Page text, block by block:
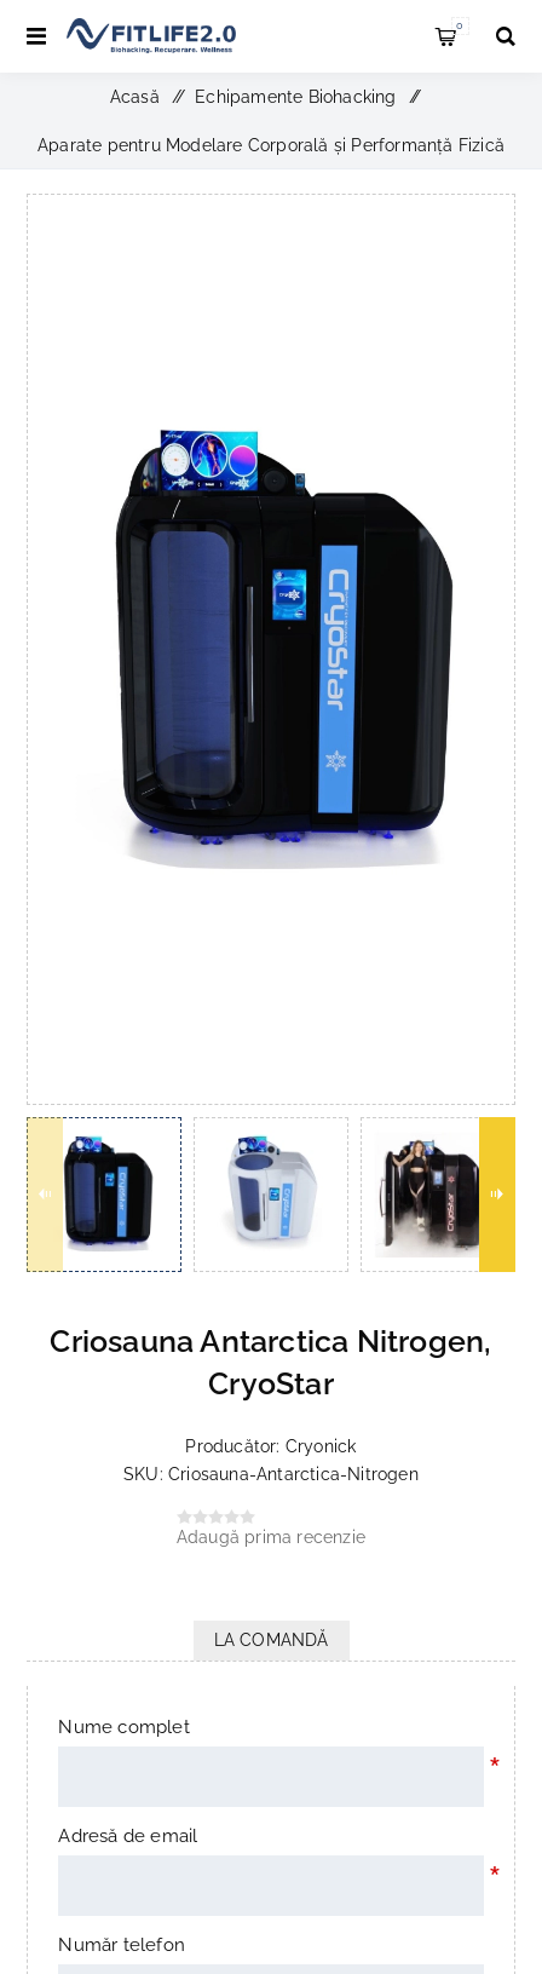
0
Acasă / Echipamente Biohacking /
Aparate pentru Modelare Corporală și Performanță Fizică
/
Criosauna Antarctica Nitrogen,
CryoStar
Producător: Cryonick
SKU: Criosauna-Antarctica-Nitrogen
Adaugă prima recenzie
LA COMANDĂ
Nume complet
*
Adresă de email
*
Număr telefon